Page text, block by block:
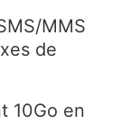
MMS
de
10Go en